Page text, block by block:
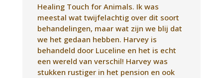
Dank je wel Luceline en tot ziens!
Jeroen en Marjolein